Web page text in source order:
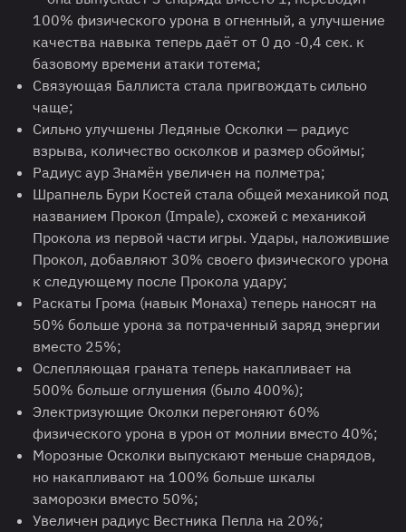
100% физического урона в огненный, а улучшение
качества навыка теперь даёт от 0 до -0,4 сек. к
базовому времени атаки тотема;
Связующая Баллиста стала пригвождать сильно
чаще;
Сильно улучшены Ледяные Осколки — радиус
взрыва, количество осколков и размер обоймы;
Радиус аур Знамён увеличен на полметра;
Шрапнель Бури Костей стала общей механикой под
названием Прокол (Impale), схожей с механикой
Прокола из первой части игры. Удары, наложившие
Прокол, добавляют 30% своего физического урона
к следующему после Прокола удару;
Раскаты Грома (навык Монаха) теперь наносят на
50% больше урона за потраченный заряд энергии
вместо 25%;
Ослепляющая граната теперь накапливает на
500% больше оглушения (было 400%);
Электризующие Околки перегоняют 60%
физического урона в урон от молнии вместо 40%;
Морозные Осколки выпускают меньше снарядов,
но накапливают на 100% больше шкалы
заморозки вместо 50%;
Увеличен радиус Вестника Пепла на 20%;